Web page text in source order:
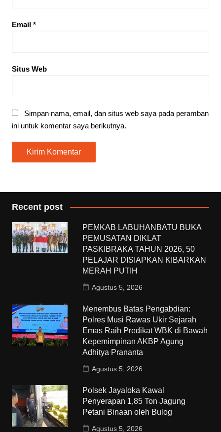
Email *
Situs Web
Simpan nama, email, dan situs web saya pada peramban
ini untuk komentar saya berikutnya.
Recent post
PEMKAB LABUHANBATU BUKA
PEMUSATAN DIKLAT
PASKIBRAKA TAHUN 2026, 50
PELAJAR DISIAPKAN KIBARKAN
MERAH PUTIH
Agustus 5, 2026
Menembus Batas Pengabdian:
Polres Musi Rawas Ukir Sejarah
Emas Raih Predikat WBK di Bawah
Kepemimpinan AKBP Agung
Adhitya Prananta
Agustus 5, 2026
Polsek Jayaloka Kawal
Penyerapan 1,85 Ton Jagung
Petani Binaan oleh Bulog
Agustus 5, 2026